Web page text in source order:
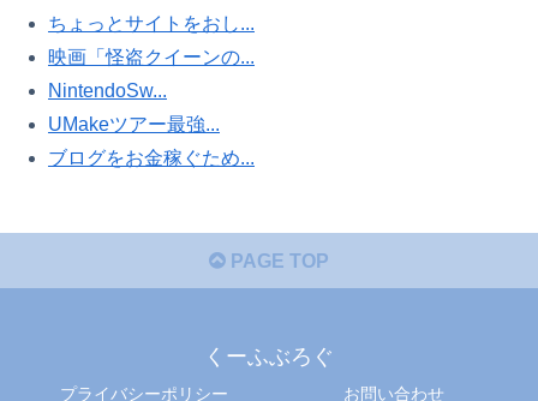
ちょっとサイトをおし...
映画「怪盗クイーンの...
NintendoSw...
UMakeツアー最強...
ブログをお金稼ぐため...
PAGE TOP
くーふぶろぐ
プライバシーポリシー お問い合わせ